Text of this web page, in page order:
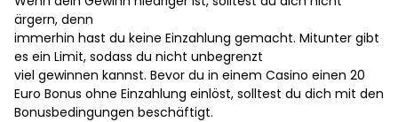
ärgern, denn
immerhin hast du keine Einzahlung gemacht. Mitunter gibt
es ein Limit, sodass du nicht unbegrenzt
viel gewinnen kannst. Bevor du in einem Casino einen 20
Euro Bonus ohne Einzahlung einlöst, solltest du dich mit den
Bonusbedingungen beschäftigt.